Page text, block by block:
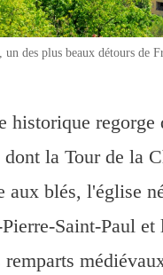
des plus beaux détours de
historique regorge
la Tour de la
aux blés, l'église
Saint-Paul et
remparts